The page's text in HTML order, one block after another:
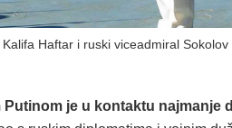
Haftar i ruski viceadmiral
Putinom je u kontaktu najmanje